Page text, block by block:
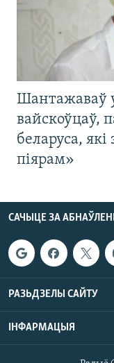
Шантажаваў
вайскоўцаў,
беларуса,
піярам»
САЧЫЦЕ ЗА
РАЗЬДЗЕЛЫ САЙТУ
ІНФАРМАЦЫЯ